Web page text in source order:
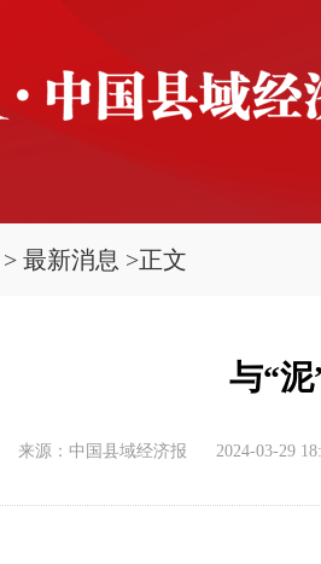
> 最新消息 >正文
与“
来源：中国县域经济报 2024-03-29